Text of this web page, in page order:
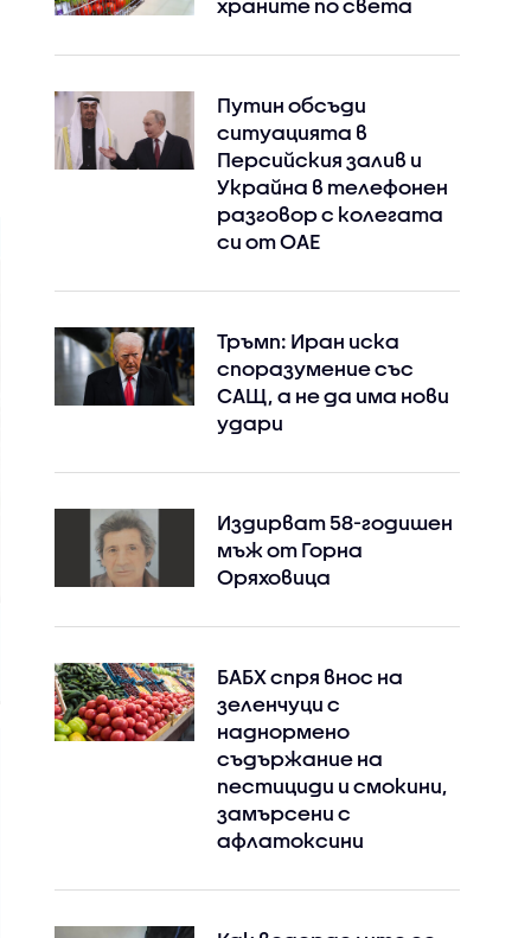
храните по света
Путин обсъди
ситуацията в
Персийския залив и
Украйна в телефонен
разговор с колегата
си от ОАЕ
Тръмп: Иран иска
споразумение със
САЩ, а не да има нови
удари
Издирват 58-годишен
мъж от Горна
Оряховица
БАБХ спря внос на
зеленчуци с
наднормено
съдържание на
пестициди и смокини,
замърсени с
афлатоксини